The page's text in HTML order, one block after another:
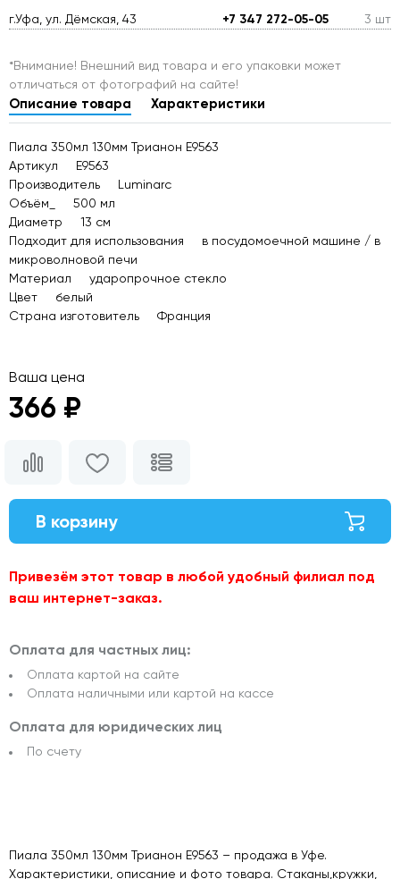
г.Уфа, ул. Дёмская, 43 +7 347 272-05-05 3 шт
*Внимание! Внешний вид товара и его упаковки может
отличаться от фотографий на сайте!
Описание товара Характеристики
Пиала 350мл 130мм Трианон E9563
Артикул E9563
Производитель Luminarc
Объём_ 500 мл
Диаметр 13 см
Подходит для использования в посудомоечной машине / в
микроволновой печи
Материал ударопрочное стекло
Цвет белый
Страна изготовитель Франция
Ваша цена
366 ₽
В корзину
Привезём этот товар в любой удобный филиал под
ваш интернет-заказ.
Оплата для частных лиц:
Оплата картой на сайте
Оплата наличными или картой на кассе
Оплата для юридических лиц
По счету
Пиала 350мл 130мм Трианон E9563 – продажа в Уфе.
Характеристики, описание и фото товара. Стаканы,кружки,